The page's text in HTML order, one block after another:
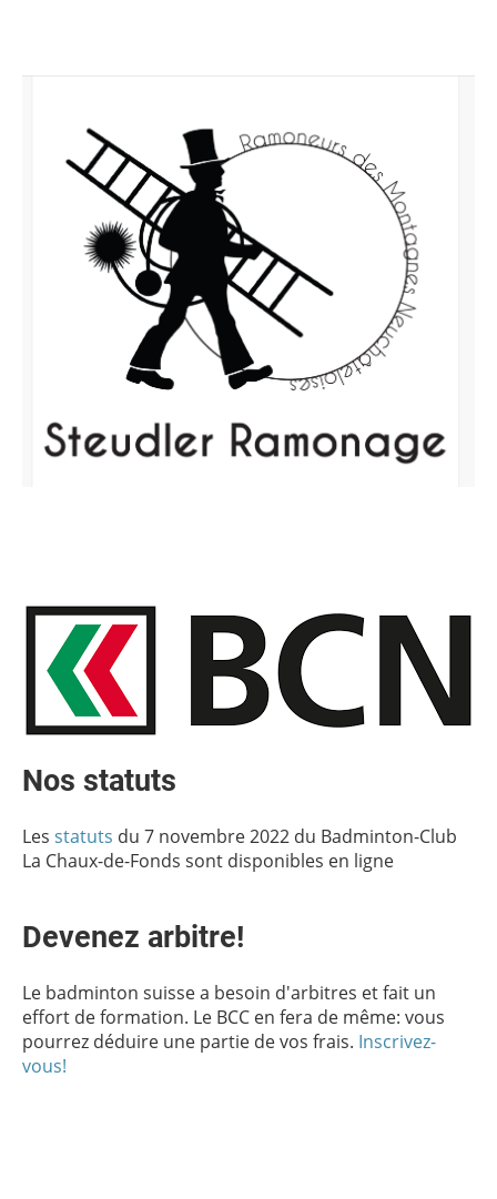
Nos statuts
Les statuts du 7 novembre 2022 du Badminton-Club
La Chaux-de-Fonds sont disponibles en ligne
Devenez arbitre!
Le badminton suisse a besoin d'arbitres et fait un
effort de formation. Le BCC en fera de même: vous
pourrez déduire une partie de vos frais. Inscrivez-
vous!